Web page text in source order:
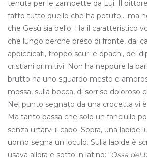
tenuta per le zampette da Lui. Il
fatto tutto quello che ha potuto… ma
che Gesù sia bello. Ha il caratteristico
che lungo perché preso di fronte, dai
appiccicati, troppo scuri e opachi, dei
cristiani primitivi. Non ha neppure la
brutto ha uno sguardo mesto e
mossa, sulla bocca, di sorriso doloroso
Nel punto segnato da una crocetta vi
Ma tanto bassa che solo un fanciullo
senza urtarvi il capo. Sopra, una lapide
uomo segna un loculo. Sulla lapide è
usava allora e sotto in latino: “Ossa del